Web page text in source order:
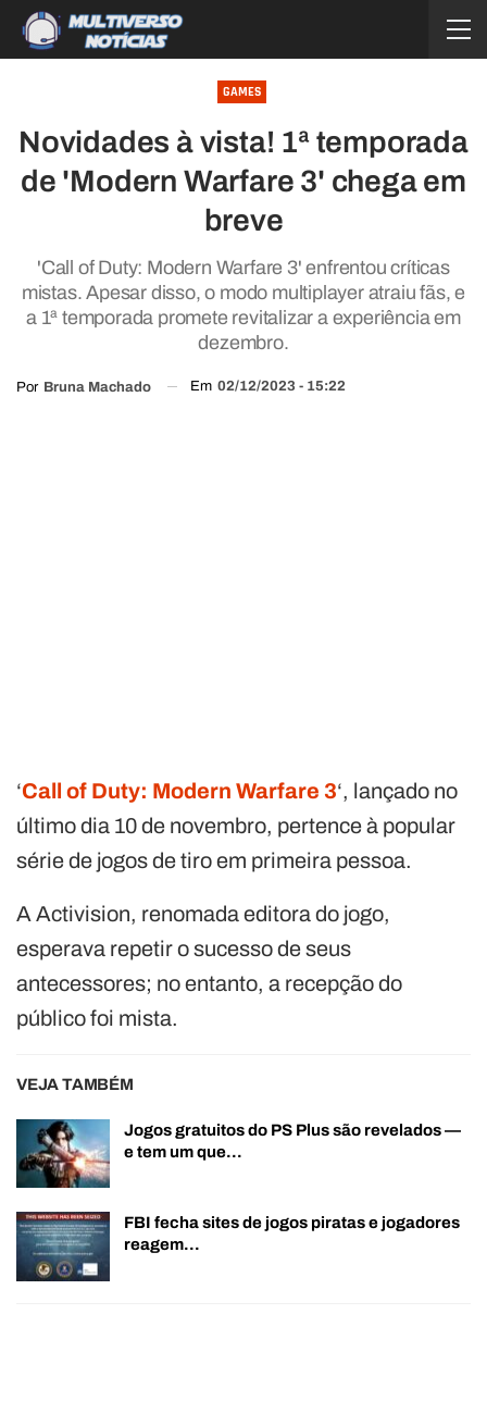
GAMES
Novidades à vista! 1ª temporada
de 'Modern Warfare 3' chega em
breve
'Call of Duty: Modern Warfare 3' enfrentou críticas
mistas. Apesar disso, o modo multiplayer atraiu fãs, e
a 1ª temporada promete revitalizar a experiência em
dezembro.
Por Bruna Machado Em 02/12/2023 - 15:22
‘Call of Duty: Modern Warfare 3‘, lançado no
último dia 10 de novembro, pertence à popular
série de jogos de tiro em primeira pessoa.
A Activision, renomada editora do jogo,
esperava repetir o sucesso de seus
antecessores; no entanto, a recepção do
público foi mista.
VEJA TAMBÉM
Jogos gratuitos do PS Plus são revelados —
e tem um que…
FBI fecha sites de jogos piratas e jogadores
reagem…